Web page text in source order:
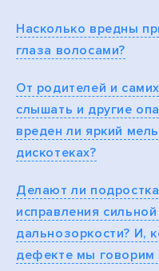
Насколько вредны
глаза волосами?
От родителей и
слышать и другие
вреден ли яркий
дискотеках?
Делают ли
исправления
дальнозоркости? И,
дефекте мы